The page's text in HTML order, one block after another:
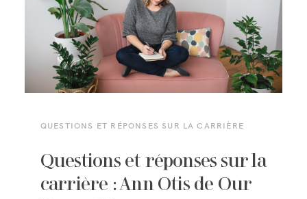
QUESTIONS ET RÉPONSES SUR LA CARRIÈRE
Questions et réponses sur la
carrière : Ann Otis de Our
BLOG